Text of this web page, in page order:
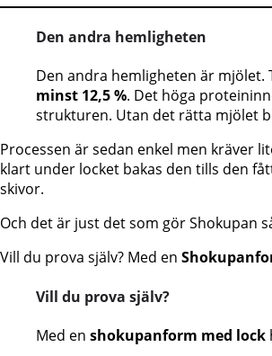
Den andra hemligheten
Den andra hemligheten är mjölet.
minst 12,5 %. Det höga
strukturen. Utan det rätta mjölet
Processen är sedan enkel men kräver
klart under locket bakas den tills den
skivor.
Och det är just det som gör Shokupan
Vill du prova själv? Med en
Vill du prova själv?
Med en shokupanform med lock